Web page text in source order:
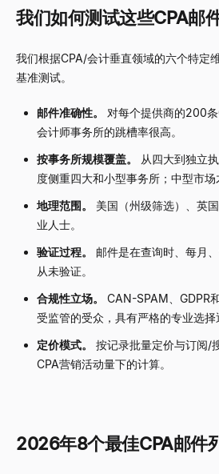
我们如何测试这些CPA邮
我们根据CPA/会计垂直领域的六个特定
基准测试。
邮件准确性。
对每个提供商的200
会计师事务所的跳槽率很高。
按事务所规模覆盖。
从四大到独立
度侧重四大和小型事务所；中型市场
地理范围。
美国（州级筛选）、英
业人士。
验证过程。
邮件是在查询时、每月
从未验证。
合规性立场。
CAN-SPAM、GDPR
受监管的受众，具有严格的专业选择
定价模式。
按记录批量定价与订阅/
CPA营销活动量下的计算。
2026年8个最佳CPA邮件